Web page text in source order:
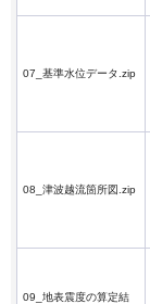
07_基準水位データ.zip
08_津波越流箇所図.zip
09_地表震度の算定結